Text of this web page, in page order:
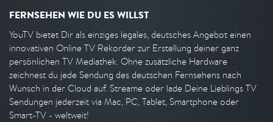
FERNSEHEN WIE DU ES WILLST
YouTV bietet Dir als einziges legales, deutsches Angebot einen
innovativen Online TV Rekorder zur Erstellung deiner ganz
persönlichen TV Mediathek. Ohne zusätzliche Hardware
zeichnest du jede Sendung des deutschen Fernsehens nach
Wunsch in der Cloud auf. Streame oder lade Deine Lieblings TV
Sendungen jederzeit via Mac, PC, Tablet, Smartphone oder
Smart-TV - weltweit!